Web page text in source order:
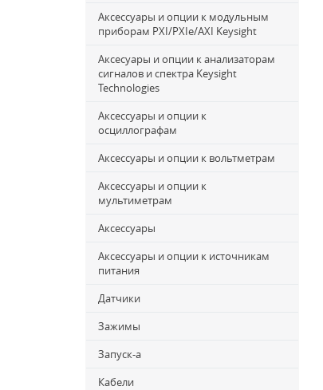
Аксессуары и опции к модульным
приборам PXI/PXIe/AXI Keysight
Аксесуары и опции к анализаторам
сигналов и спектра Keysight
Technologies
Аксессуары и опции к
осциллографам
Аксессуары и опции к вольтметрам
Аксессуары и опции к
мультиметрам
Аксессуары
Аксессуары и опции к источникам
питания
Датчики
Зажимы
Запуск-a
Кабели